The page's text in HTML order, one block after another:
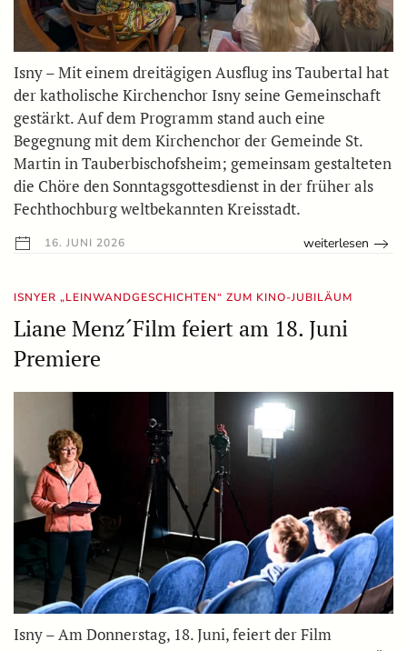
Isny – Mit einem dreitägigen Ausflug ins Taubertal hat
der katholische Kirchenchor Isny seine Gemeinschaft
gestärkt. Auf dem Programm stand auch eine
Begegnung mit dem Kirchenchor der Gemeinde St.
Martin in Tauberbischofsheim; gemeinsam gestalteten
die Chöre den Sonntagsgottesdienst in der früher als
Fechthochburg weltbekannten Kreisstadt.
16. JUNI 2026 weiterlesen
ISNYER „LEINWANDGESCHICHTEN“ ZUM KINO-JUBILÄUM
Liane Menz´Film feiert am 18. Juni
Premiere
Isny – Am Donnerstag, 18. Juni, feiert der Film